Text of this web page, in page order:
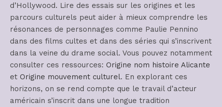
d’Hollywood. Lire des essais sur les origines et les
parcours culturels peut aider à mieux comprendre les
résonances de personnages comme Paulie Pennino
dans des films cultes et dans des séries qui s’inscrivent
dans la veine du drame social. Vous pouvez notamment
consulter ces ressources: Origine nom histoire Alicante
et Origine mouvement culturel. En explorant ces
horizons, on se rend compte que le travail d’acteur
américain s’inscrit dans une longue tradition